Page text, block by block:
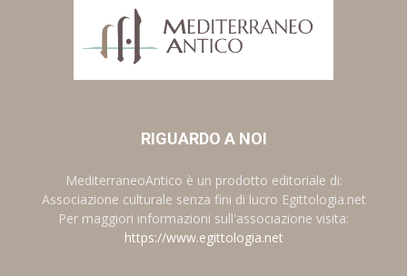
RIGUARDO A NOI
MediterraneoAntico è un prodotto editoriale di:
Associazione culturale senza fini di lucro Egittologia.net
Per maggiori informazioni sull'associazione visita:
https://www.egittologia.net